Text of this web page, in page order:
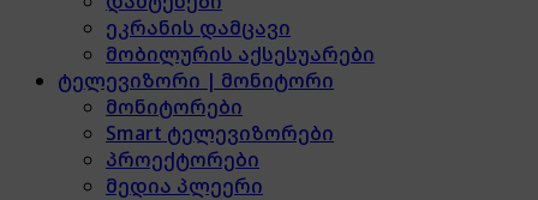
ეკრანის დამცავი
მობილურის აქსესუარები
ტელევიზორი | მონიტორი
მონიტორები
Smart ტელევიზორები
პროექტორები
მედია პლეერი